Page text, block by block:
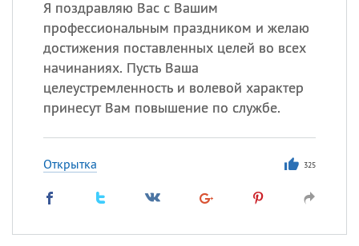
Я поздравляю Вас с Вашим
профессиональным праздником и желаю
достижения поставленных целей во всех
начинаниях. Пусть Ваша
целеустремленность и волевой характер
принесут Вам повышение по службе.
Открытка 325